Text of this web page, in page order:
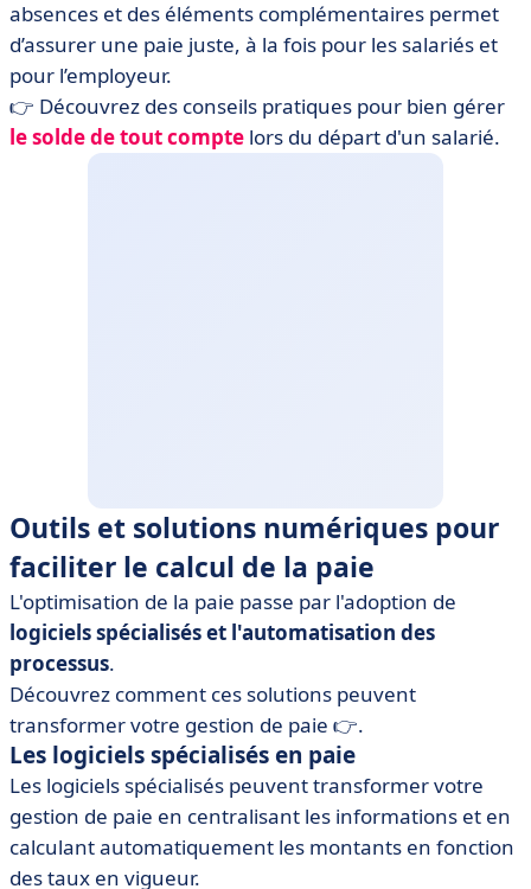
absences et des éléments complémentaires permet
d’assurer une paie juste, à la fois pour les salariés et
pour l’employeur.
👉 Découvrez des conseils pratiques pour bien gérer
lesoldedetoutcompte lors du départ d'un salarié.
Outils et solutions numériques pour
faciliter le calcul de la paie
L'optimisation de la paie passe par l'adoption de
logiciels spécialisés et l'automatisation des
processus.
Découvrez comment ces solutions peuvent
transformer votre gestion de paie 👉.
Les logiciels spécialisés en paie
Les logiciels spécialisés peuvent transformer votre
gestion de paie en centralisant les informations et en
calculant automatiquement les montants en fonction
des taux en vigueur.